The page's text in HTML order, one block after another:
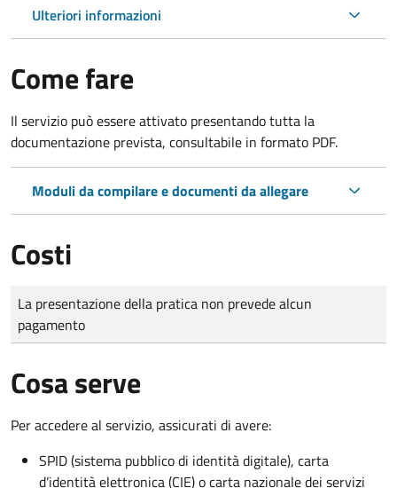
Ulteriori informazioni
Come fare
Il servizio può essere attivato presentando tutta la
documentazione prevista, consultabile in formato PDF.
Moduli da compilare e documenti da allegare
Costi
Tipo di pagamento
Importo
La presentazione della pratica non prevede alcun
pagamento
Cosa serve
Per accedere al servizio, assicurati di avere:
SPID (sistema pubblico di identità digitale), carta
d’identità elettronica (CIE) o carta nazionale dei servizi